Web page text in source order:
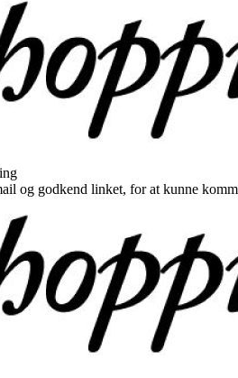
og godkend linket, for at kunne